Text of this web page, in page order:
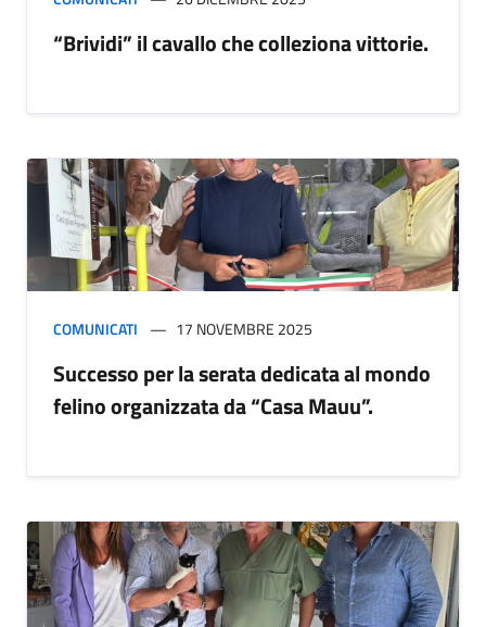
“Brividi” il cavallo che colleziona vittorie.
COMUNICATI 17 NOVEMBRE 2025
Successo per la serata dedicata al mondo
felino organizzata da “Casa Mauu”.